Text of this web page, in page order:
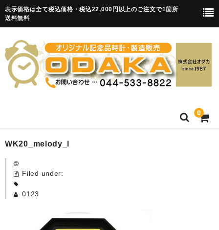
表示価格は全て税込価格・税込22,000円以上のご注文で1箇所
送料無料
0
HOME
卒園記念品
カード付フォトフレームクロック(集合)
WK20_melody_l
Filed under:
0123